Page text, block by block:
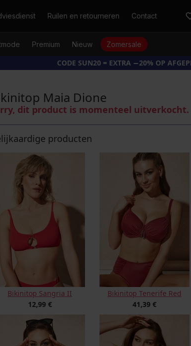
Ruilen en retourneren Contact
Premium Nieuw Zomersale
CODE SUN20 = EXTRA −20% OP
Maia Dione
dit product is momenteel uitverkocht.
producten
Bikinitop Sangria II
12,99 €
Bikinitop Tenerife Red
41,39 €